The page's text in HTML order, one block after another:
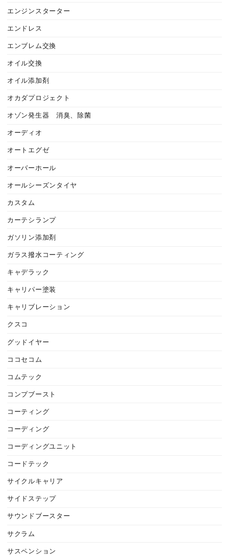
エンジンスターター
エンドレス
エンブレム交換
オイル交換
オイル添加剤
オカダプロジェクト
オゾン発生器 消臭、除菌
オーディオ
オートエグゼ
オーバーホール
オールシーズンタイヤ
カスタム
カーテシランプ
ガソリン添加剤
ガラス撥水コーティング
キャデラック
キャリパー塗装
キャリブレーション
クスコ
グッドイヤー
ココセコム
コムテック
コンプブースト
コーティング
コーディング
コーディングユニット
コードテック
サイクルキャリア
サイドステップ
サウンドブースター
サクラム
サスペンション